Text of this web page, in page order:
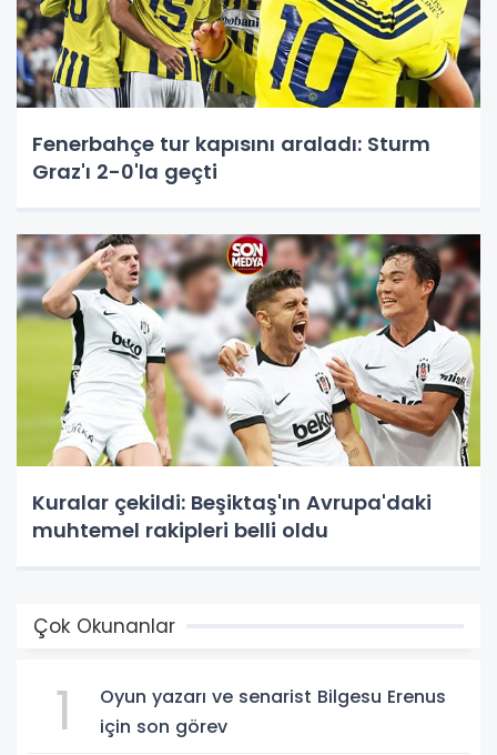
Fenerbahçe tur kapısını araladı: Sturm
Graz'ı 2-0'la geçti
Kuralar çekildi: Beşiktaş'ın Avrupa'daki
muhtemel rakipleri belli oldu
Çok Okunanlar
1
Oyun yazarı ve senarist Bilgesu Erenus
için son görev